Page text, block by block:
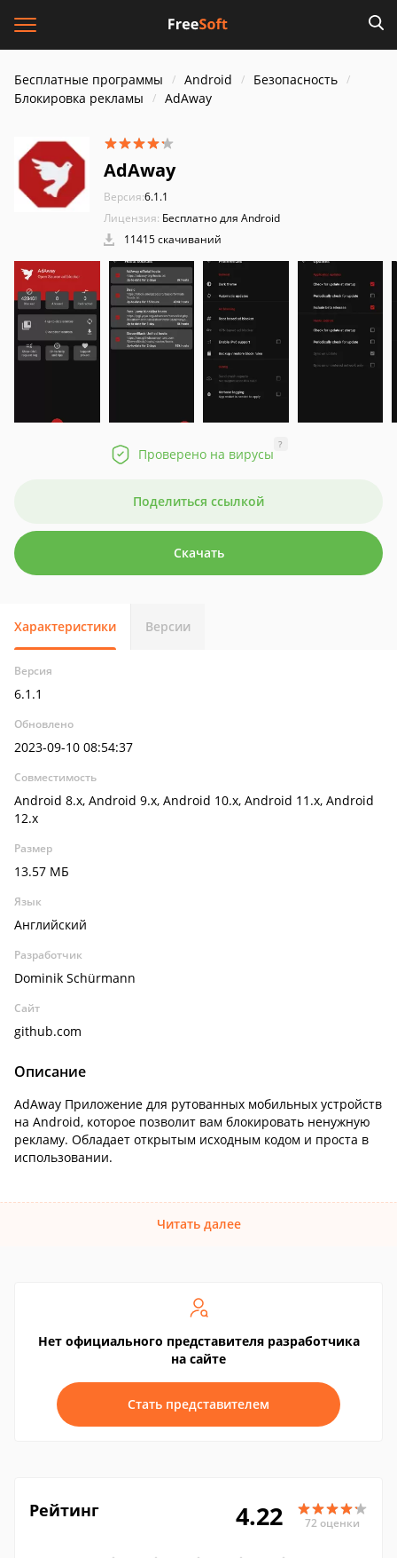
Бесплатные программы Android
Безопасность
Блокировка рекламы
AdAway
AdAway
Версия:6.1.1
Лицензия: Бесплатно для Android
11415 скачиваний
Проверено на вирусы
?
Поделиться ссылкой
Скачать
Характеристики Версии
Версия
6.1.1
Обновлено
2023-09-10 08:54:37
Совместимость
Android 8.x, Android 9.x, Android 10.x, Android 11.x, Android
12.x
Размер
13.57 МБ
Язык
Английский
Разработчик
Dominik Schürmann
Сайт
github.com
Описание
AdAway Приложение для рутованных мобильных устройств
на Android, которое позволит вам блокировать ненужную
рекламу. Обладает открытым исходным кодом и проста в
использовании.
Читать далее
Нет официального представителя разработчика
на сайте
Стать представителем
Рейтинг 4.22 72 оценки